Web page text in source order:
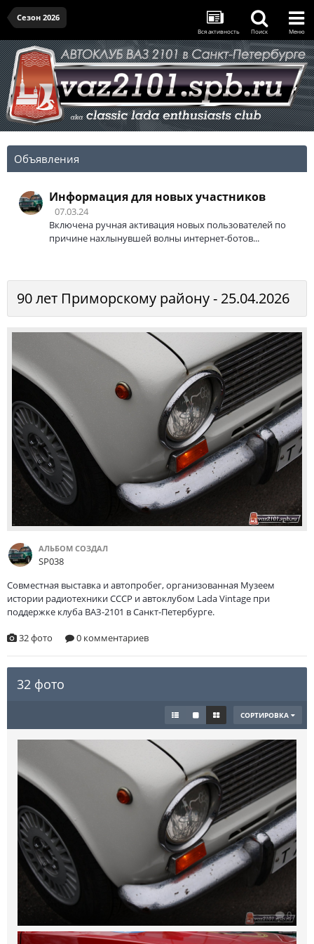
Сезон 2026
Вся активность Поиск Меню
Объявления
Информация для новых участников
07.03.24
Включена ручная активация новых пользователей по
причине нахлынувшей волны интернет-ботов...
90 лет Приморскому району - 25.04.2026
АЛЬБОМ СОЗДАЛ
SP038
Совместная выставка и автопробег, организованная Музеем
истории радиотехники СССР и автоклубом Lada Vintage при
поддержке клуба ВАЗ-2101 в Санкт-Петербурге.
32 фото 0 комментариев
32 фото
СОРТИРОВКА
0